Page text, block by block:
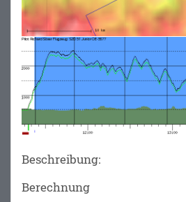
Beschreibung:
Berechnung